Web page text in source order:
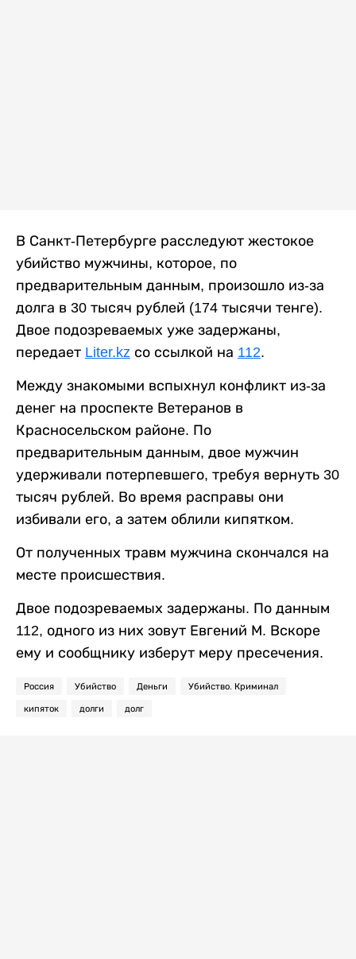
В Санкт-Петербурге расследуют жестокое
убийство мужчины, которое, по
предварительным данным, произошло из-за
долга в 30 тысяч рублей (174 тысячи тенге).
Двое подозреваемых уже задержаны,
передает Liter.kz со ссылкой на 112.
Между знакомыми вспыхнул конфликт из-за
денег на проспекте Ветеранов в
Красносельском районе. По
предварительным данным, двое мужчин
удерживали потерпевшего, требуя вернуть 30
тысяч рублей. Во время расправы они
избивали его, а затем облили кипятком.
От полученных травм мужчина скончался на
месте происшествия.
Двое подозреваемых задержаны. По данным
112, одного из них зовут Евгений М. Вскоре
ему и сообщнику изберут меру пресечения.
Россия Убийство Деньги Убийство. Криминал
кипяток долги долг